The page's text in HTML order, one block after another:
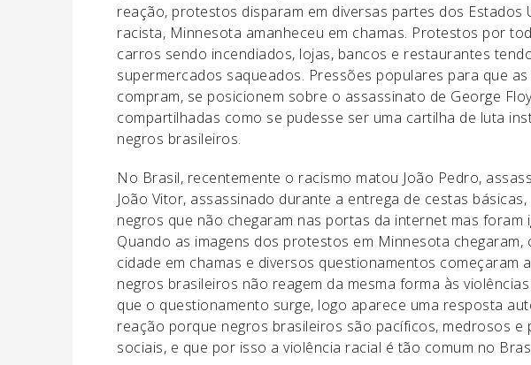
reação, protestos disparam em diversas partes dos Estados
racista, Minnesota amanheceu em chamas. Protestos por
carros sendo incendiados, lojas, bancos e restaurantes
supermercados saqueados. Pressões populares para que
compram, se posicionem sobre o assassinato de George
compartilhadas como se pudesse ser uma cartilha de luta
negros brasileiros.
No Brasil, recentemente o racismo matou João Pedro,
João Vitor, assassinado durante a entrega de cestas
negros que não chegaram nas portas da internet mas foram
Quando as imagens dos protestos em Minnesota
cidade em chamas e diversos questionamentos começaram
negros brasileiros não reagem da mesma forma às
que o questionamento surge, logo aparece uma resposta
reação porque negros brasileiros são pacíficos, medrosos
sociais, e que por isso a violência racial é tão comum no